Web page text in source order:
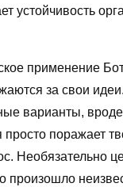
применение
за свои
варианты,
поражает
Необязательно